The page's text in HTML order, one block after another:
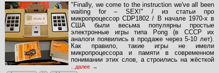
"Finally, we come to the instruction we've all been
waiting for – SEX!" / из статьи про
микропроцессор CDP1802 / В начале 1970-х в
США были весьма популярны простые
электронные игры типа Pong (в СССР их
аналоги появились в продаже через 5-10 лет).
Как правило, такие игры не имели
микропроцессора и памяти в современном
понимании этих слов, а строились на жёсткой
...далее